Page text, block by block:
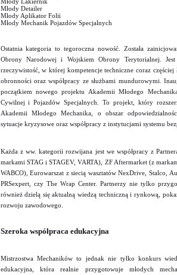
Młody Detailer
Młody Aplikator Folii
Młody Mechanik Pojazdów Specjalnych
Ostatnia kategoria to tegoroczna nowość. Została
Obrony Narodowej i Wojskiem Obrony Terytorialnej.
rzeczywistość, w której kompetencje techniczne coraz częściej
obronności oraz współpracy ze służbami mundurowymi.
początkiem nowego projektu Akademii Młodego
Cywilnej i Pojazdów Specjalnych. To projekt, który
Akademii Młodego Mechanika, o obszar
sytuacje kryzysowe oraz współpracy z instytucjami systemu
Każda z ww. kategorii rozwijana jest we współpracy z
markami STAG i STAGEV, VARTA), ZF Aftermarket (z
WABCO), Eurowarszat z siecią wasztatów NexDrive, Stalco,
PRSexpert, czy The Wrap Center. Partnerzy nie tylko
również dzielą się aktualną wiedzą techniczną i rynkową,
rozwoju zawodowego.
Szeroka współpraca edukacyjna
Mistrzostwa Mechaników to jednak nie tylko konkurs
edukacyjna, która realnie przygotowuje młodych